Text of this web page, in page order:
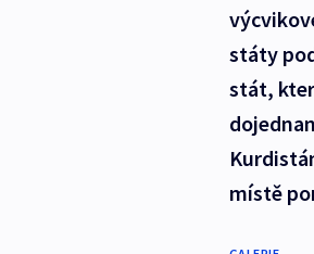
státy
stát,
místě